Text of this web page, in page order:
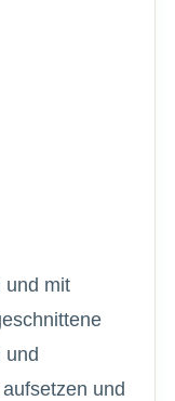
und mit
und
und